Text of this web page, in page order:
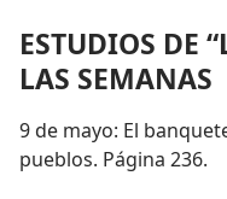
ESTUDIOS DE
LAS SEMANAS
9 de mayo: El
pueblos. Página 236.